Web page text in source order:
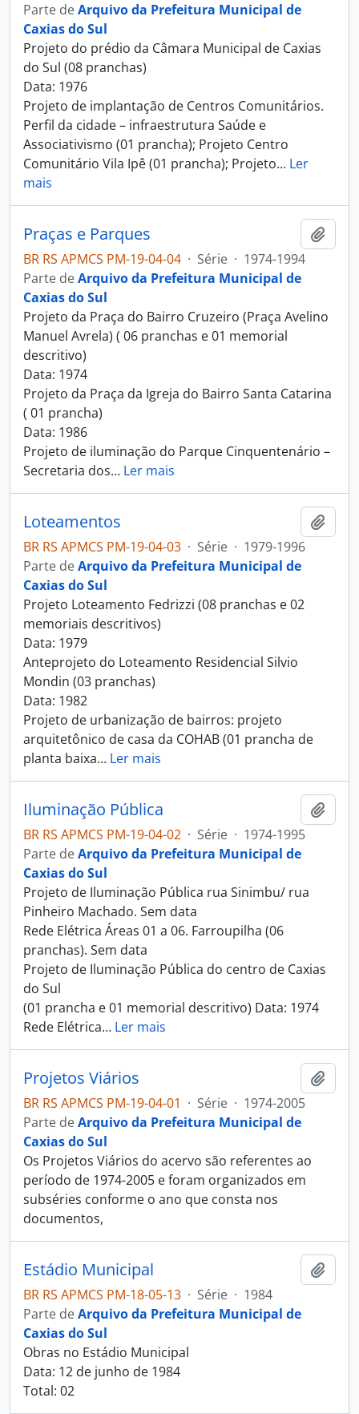
Parte deArquivo da Prefeitura Municipal de
Caxias do Sul
Projeto do prédio da Câmara Municipal de Caxias
do Sul (08 pranchas)
Data: 1976
Projeto de implantação de Centros Comunitários.
Perfil da cidade – infraestrutura Saúde e
Associativismo (01 prancha); Projeto Centro
Comunitário Vila Ipê (01 prancha); Projeto… Ler
mais
Praças e Parques
BR RS APMCS PM-19-04-04 · Série · 1974-1994
Parte deArquivo da Prefeitura Municipal de
Caxias do Sul
Projeto da Praça do Bairro Cruzeiro (Praça Avelino
Manuel Avrela) ( 06 pranchas e 01 memorial
descritivo)
Data: 1974
Projeto da Praça da Igreja do Bairro Santa Catarina
( 01 prancha)
Data: 1986
Projeto de iluminação do Parque Cinquentenário –
Secretaria dos… Ler mais
Loteamentos
BR RS APMCS PM-19-04-03 · Série · 1979-1996
Parte deArquivo da Prefeitura Municipal de
Caxias do Sul
Projeto Loteamento Fedrizzi (08 pranchas e 02
memoriais descritivos)
Data: 1979
Anteprojeto do Loteamento Residencial Silvio
Mondin (03 pranchas)
Data: 1982
Projeto de urbanização de bairros: projeto
arquitetônico de casa da COHAB (01 prancha de
planta baixa… Ler mais
Iluminação Pública
BR RS APMCS PM-19-04-02 · Série · 1974-1995
Parte deArquivo da Prefeitura Municipal de
Caxias do Sul
Projeto de Iluminação Pública rua Sinimbu/ rua
Pinheiro Machado. Sem data
Rede Elétrica Áreas 01 a 06. Farroupilha (06
pranchas). Sem data
Projeto de Iluminação Pública do centro de Caxias
do Sul
(01 prancha e 01 memorial descritivo) Data: 1974
Rede Elétrica… Ler mais
Projetos Viários
BR RS APMCS PM-19-04-01 · Série · 1974-2005
Parte deArquivo da Prefeitura Municipal de
Caxias do Sul
Os Projetos Viários do acervo são referentes ao
período de 1974-2005 e foram organizados em
subséries conforme o ano que consta nos
documentos,
Estádio Municipal
BR RS APMCS PM-18-05-13 · Série · 1984
Parte deArquivo da Prefeitura Municipal de
Caxias do Sul
Obras no Estádio Municipal
Data: 12 de junho de 1984
Total: 02